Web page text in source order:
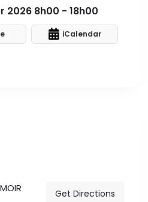
2026 8h00 - 18h00
iCalendar
Get Directions